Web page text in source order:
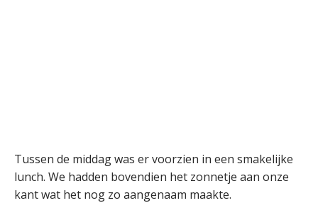
Tussen de middag was er voorzien in een smakelijke
lunch. We hadden bovendien het zonnetje aan onze
kant wat het nog zo aangenaam maakte.